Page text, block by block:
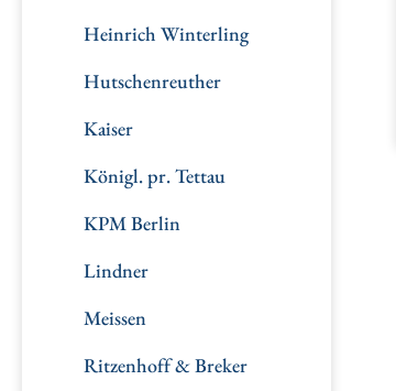
Heinrich Winterling
Hutschenreuther
Kaiser
Königl. pr. Tettau
KPM Berlin
Lindner
Meissen
Ritzenhoff & Breker